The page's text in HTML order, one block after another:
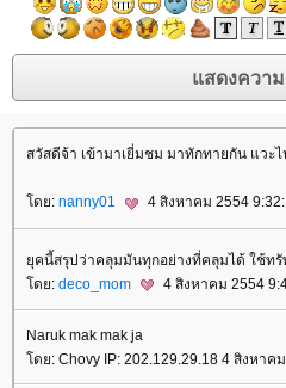
สวัสดีจ้า เข้ามาเยี่มชม มาทักทายกัน แวะ
ดย: nanny01 4 สิงหาคม 2554
คนี้สรุปว่าคลุมมันทุกอย่างที่คลุมได้ ใช้ทรั
ดย: deco_mom 4 สิงหาคม 2554
Naruk mak mak ja
ดย: Chovy IP: 202.129.29.18 4 สิงหาค